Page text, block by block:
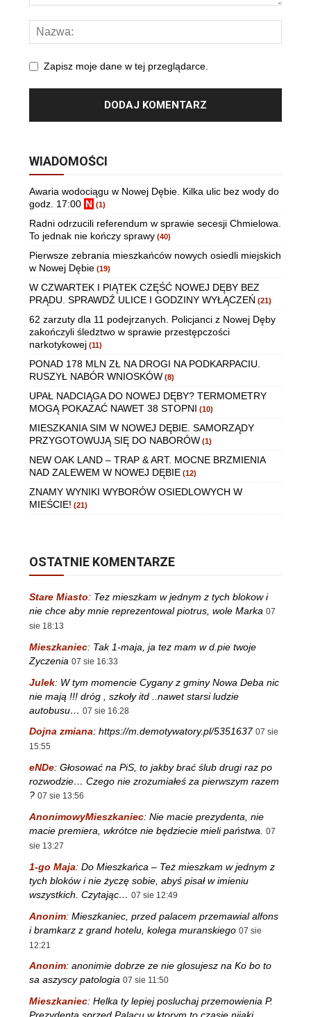
Zapisz moje dane w tej przeglądarce.
WIADOMOŚCI
Awaria wodociągu w Nowej Dębie. Kilka ulic bez wody do
godz. 17:00 N (1)
Radni odrzucili referendum w sprawie secesji Chmielowa.
To jednak nie kończy sprawy (40)
Pierwsze zebrania mieszkańców nowych osiedli miejskich
w Nowej Dębie (19)
W CZWARTEK I PIĄTEK CZĘŚĆ NOWEJ DĘBY BEZ
PRĄDU. SPRAWDŹ ULICE I GODZINY WYŁĄCZEŃ (21)
62 zarzuty dla 11 podejrzanych. Policjanci z Nowej Dęby
zakończyli śledztwo w sprawie przestępczości
narkotykowej (11)
PONAD 178 MLN ZŁ NA DROGI NA PODKARPACIU.
RUSZYŁ NABÓR WNIOSKÓW (8)
UPAŁ NADCIĄGA DO NOWEJ DĘBY? TERMOMETRY
MOGĄ POKAZAĆ NAWET 38 STOPNI (10)
MIESZKANIA SIM W NOWEJ DĘBIE. SAMORZĄDY
PRZYGOTOWUJĄ SIĘ DO NABORÓW (1)
NEW OAK LAND – TRAP & ART. MOCNE BRZMIENIA
NAD ZALEWEM W NOWEJ DĘBIE (12)
ZNAMY WYNIKI WYBORÓW OSIEDLOWYCH W
MIEŚCIE! (21)
OSTATNIE KOMENTARZE
Stare Miasto: Tez mieszkam w jednym z tych blokow i
nie chce aby mnie reprezentowal piotrus, wole Marka 07
sie 18:13
Mieszkaniec: Tak 1-maja, ja tez mam w d.pie twoje
Zyczenia 07 sie 16:33
Julek: W tym momencie Cygany z gminy Nowa Deba nic
nie mają !!! dróg , szkoły itd ..nawet starsi ludzie
autobusu… 07 sie 16:28
Dojna zmiana: https://m.demotywatory.pl/5351637 07 sie
15:55
eNDe: Głosować na PiS, to jakby brać ślub drugi raz po
rozwodzie… Czego nie zrozumiałeś za pierwszym razem
? 07 sie 13:56
AnonimowyMieszkaniec: Nie macie prezydenta, nie
macie premiera, wkrótce nie będziecie mieli państwa.
07
sie 13:27
1-go Maja: Do Mieszkańca – Też mieszkam w jednym z
tych bloków i nie życzę sobie, abyś pisał w imieniu
wszystkich. Czytając… 07 sie 12:49
Anonim: Mieszkaniec, przed palacem przemawial alfons
i bramkarz z grand hotelu, kolega muranskiego 07 sie
12:21
Anonim: anonimie dobrze ze nie glosujesz na Ko bo to
sa aszyscy patologia 07 sie 11:50
Mieszkaniec: Helka ty lepiej posluchaj przemowienia P.